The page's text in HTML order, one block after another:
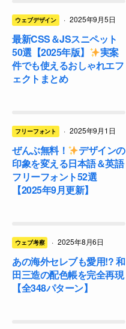
ウェブデザイン · 2025年9月5日
最新CSS＆JSスニペット
50選【2025年版】
実案
件でも使えるおしゃれエフ
ェクトまとめ
フリーフォント · 2025年9月1日
ぜんぶ無料！
デザインの
印象を変える日本語＆英語
フリーフォント52選
【2025年9月更新】
ウェブ考察 · 2025年8月6日
あの海外セレブも愛用!? 和
田三造の配色帳を完全再現
【全348パターン】